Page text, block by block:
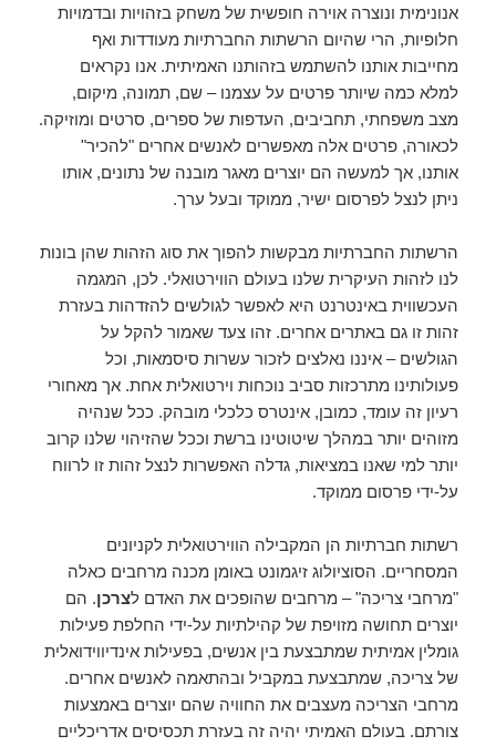
אנונימית ונוצרה אוירה חופשית של משחק בזהויות ובדמויות
חלופיות, הרי שהיום הרשתות החברתיות מעודדות ואף
מחייבות אותנו להשתמש בזהותנו האמיתית. אנו נקראים
למלא כמה שיותר פרטים על עצמנו – שם, תמונה, מיקום,
מצב משפחתי, תחביבים, העדפות של ספרים, סרטים ומוזיקה.
לכאורה, פרטים אלה מאפשרים לאנשים אחרים "להכיר"
אותנו, אך למעשה הם יוצרים מאגר מובנה של נתונים, אותו
ניתן לנצל לפרסום ישיר, ממוקד ובעל ערך.
הרשתות החברתיות מבקשות להפוך את סוג הזהות שהן בונות
לנו לזהות העיקרית שלנו בעולם הווירטואלי. לכן, המגמה
העכשווית באינטרנט היא לאפשר לגולשים להזדהות בעזרת
זהות זו גם באתרים אחרים. זהו צעד שאמור להקל על
הגולשים – איננו נאלצים לזכור עשרות סיסמאות, וכל
פעולותינו מתרכזות סביב נוכחות וירטואלית אחת. אך מאחורי
רעיון זה עומד, כמובן, אינטרס כלכלי מובהק. ככל שנהיה
מזוהים יותר במהלך שיטוטינו ברשת וככל שהזיהוי שלנו קרוב
יותר למי שאנו במציאות, גדלה האפשרות לנצל זהות זו לרווח
על-ידי פרסום ממוקד.
רשתות חברתיות הן המקבילה הווירטואלית לקניונים
המסחריים. הסוציולוג זיגמונט באומן מכנה מרחבים כאלה
"מרחבי צריכה" – מרחבים שהופכים את האדם לצרכן. הם
יוצרים תחושה מזויפת של קהילתיות על-ידי החלפת פעילות
גומלין אמיתית שמתבצעת בין אנשים, בפעילות אינדיווידואלית
של צריכה, שמתבצעת במקביל ובהתאמה לאנשים אחרים.
מרחבי הצריכה מעצבים את החוויה שהם יוצרים באמצעות
צורתם. בעולם האמיתי יהיה זה בעזרת תכסיסים אדריכליים